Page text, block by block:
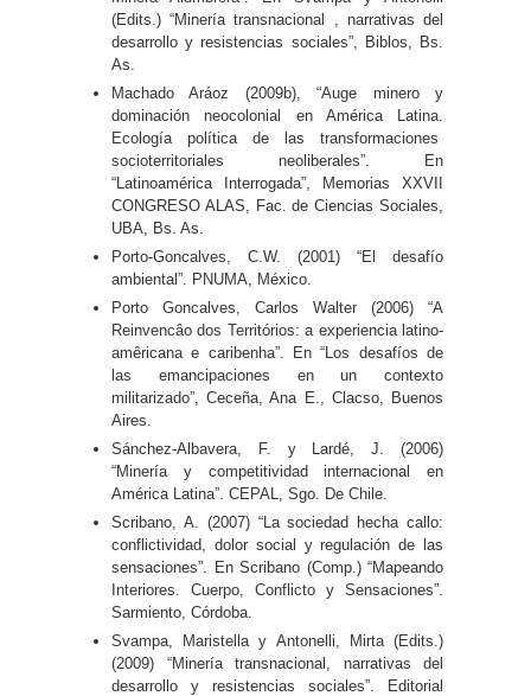
(Edits.) “Minería transnacional , narrativas del
desarrollo y resistencias sociales”, Biblos, Bs.
As.
Machado Aráoz (2009b), “Auge minero y
dominación neocolonial en América Latina.
Ecología política de las transformaciones
socioterritoriales neoliberales”. En
“Latinoamérica Interrogada”, Memorias XXVII
CONGRESO ALAS, Fac. de Ciencias Sociales,
UBA, Bs. As.
Porto-Goncalves, C.W. (2001) “El desafío
ambiental”. PNUMA, México.
Porto Goncalves, Carlos Walter (2006) “A
Reinvencâo dos Territórios: a experiencia latino-
amêricana e caribenha”. En “Los desafíos de
las emancipaciones en un contexto
militarizado”, Ceceña, Ana E., Clacso, Buenos
Aires.
Sánchez-Albavera, F. y Lardé, J. (2006)
“Minería y competitividad internacional en
América Latina”. CEPAL, Sgo. De Chile.
Scribano, A. (2007) “La sociedad hecha callo:
conflictividad, dolor social y regulación de las
sensaciones”. En Scribano (Comp.) “Mapeando
Interiores. Cuerpo, Conflicto y Sensaciones”.
Sarmiento, Córdoba.
Svampa, Maristella y Antonelli, Mirta (Edits.)
(2009) “Minería transnacional, narrativas del
desarrollo y resistencias sociales”. Editorial